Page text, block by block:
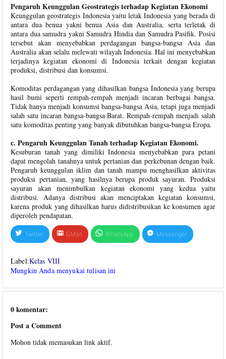
Pengaruh Keunggulan Geostrategis terhadap Kegiatan Ekonomi
Keunggulan geostrategis Indonesia yaitu letak Indonesia yang berada di
antara dua benua yakni benua Asia dan Australia, serta terletak di
antara dua samudra yakni Samudra Hindia dan Samudra Pasifik. Posisi
tersebut akan menyebabkan perdagangan bangsa-bangsa Asia dan
Australia akan selalu melewati wilayah Indonesia. Hal ini menyebabkan
terjadinya kegiatan ekonomi di Indonesia terkait dengan kegiatan
produksi, distribusi dan konsumsi.
Komoditas perdagangan yang dihasilkan bangsa Indonesia yang berupa
hasil bumi seperti rempah-rempah menjadi incaran berbagai bangsa.
Tidak hanya menjadi konsumsi bangsa-bangsa Asia, tetapi juga menjadi
salah satu incaran bangsa-bangsa Barat. Rempah-rempah menjadi salah
satu komoditas penting yang banyak dibutuhkan bangsa-bangsa Eropa.
c. Pengaruh Keunggulan Tanah terhadap Kegiatan Ekonomi.
Kesuburan tanah yang dimiliki Indonesia menyebabkan para petani
dapat mengolah tanahnya untuk pertanian dan perkebunan dengan baik.
Pengaruh keunggulan iklim dan tanah mampu menghasilkan aktivitas
produksi pertanian, yang hasilnya berupa produk sayuran. Produksi
sayuran akan menimbulkan kegiatan ekonomi yang kedua yaitu
distribusi. Adanya distribusi akan menciptakan kegiatan konsumsi,
karena produk yang dihasilkan harus didistribusikan ke konsumen agar
diperoleh pendapatan.
Twitter GMail WhatsApp Messenger
Label:Kelas VIII
Mungkin Anda menyukai tulisan ini
0 komentar:
Post a Comment
Mohon tidak memasukan link aktif.